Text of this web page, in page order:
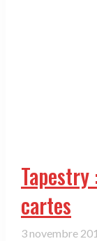
cartes
3 novembre